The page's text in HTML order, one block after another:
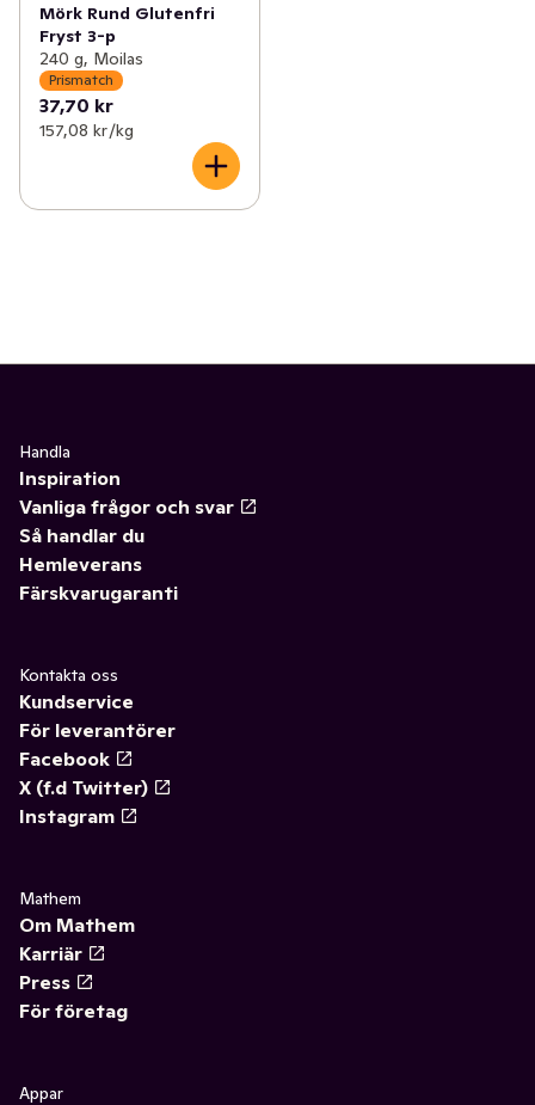
Mörk Rund Glutenfri
Fryst 3-p
240 g, Moilas
Prismatch
37,70 kr
157,08 kr /kg
Handla
Inspiration
Vanliga frågor och svar
Så handlar du
Hemleverans
Färskvarugaranti
Kontakta oss
Kundservice
För leverantörer
Facebook
X (f.d Twitter)
Instagram
Mathem
Om Mathem
Karriär
Press
För företag
Appar